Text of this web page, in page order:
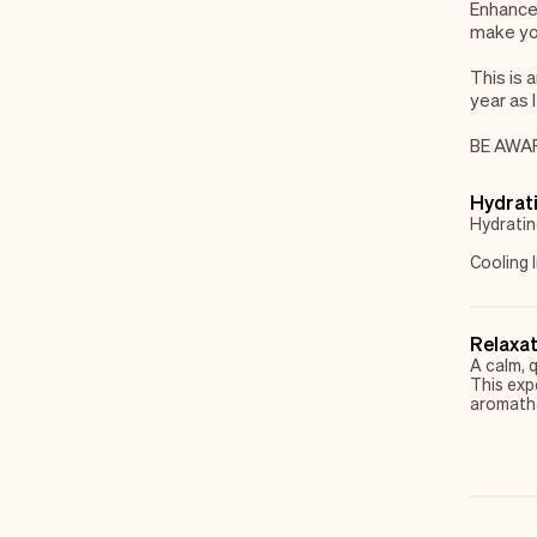
make
This is
year as
BE
Cooling
Cooling
moment.
A calm,
This